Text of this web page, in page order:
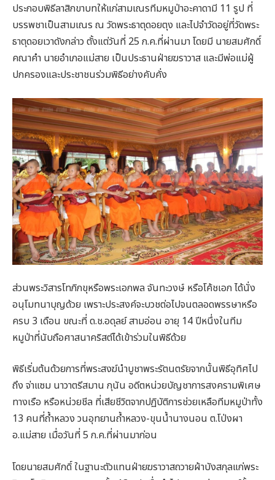
ประกอบพิธีลาสิกขาบทให้แก่สามเณรทีมหมูป่าอะคาดามี 11 รูป ที่
บรรพชาเป็นสามเณร ณ วัดพระธาตุดอยตุง และไปจำวัดอยู่ที่วัดพระ
ธาตุดอยเวาดังกล่าว ตั้งแต่วันที่ 25 ก.ค.ที่ผ่านมา โดยมี นายสมศักดิ์
คณาคำ นายอำเภอแม่สาย เป็นประธานฝ่ายฆราวาส และมีพ่อแม่ผู้
ปกครองและประชาชนร่วมพิธีอย่างคับคั่ง
ส่วนพระวิสารโทภิกขุหรือพระเอกพล จันทะวงษ์ หรือโค้ชเอก ได้นั่ง
อนุโมทนาบุญด้วย เพราะประสงค์จะบวชต่อไปจนตลอดพรรษาหรือ
ครบ 3 เดือน ขณะที่ ด.ช.อดุลย์ สามอ่อน อายุ 14 ปีหนึ่งในทีม
หมูป่าที่นับถือศาสนาคริสต์ได้เข้าร่วมในพิธีด้วย
พิธีเริ่มต้นด้วยการที่พระสงฆ์นำบูชาพระรัตนตรัยจากนั้นพิธีอุทิศไป
ถึง จ่าแซม นาวาตรีสมาน กุนัน อดีตหน่วยบัญชาการสงครามพิเศษ
ทางเรือ หรือหน่วยชีล ที่เสียชีวิตจากปฏิบัติการช่วยเหลือทีมหมูป่าทั้ง
13 คนที่ถ้ำหลวง วนอุทยานถ้ำหลวง-ขุนน้ำนางนอน ต.โป่งผา
อ.แม่สาย เมื่อวันที่ 5 ก.ค.ที่ผ่านมาก่อน
โดยนายสมศักดิ์ ในฐานะตัวแทนฝ่ายฆราวาสถวายผ้าบังสกุลแก่พระ